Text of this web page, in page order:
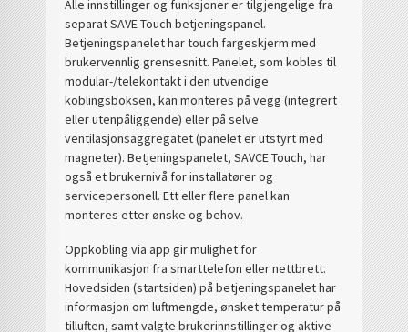
Alle innstillinger og funksjoner er tilgjengelige fra
separat SAVE Touch betjeningspanel.
Betjeningspanelet har touch fargeskjerm med
brukervennlig grensesnitt. Panelet, som kobles til
modular-/telekontakt i den utvendige
koblingsboksen, kan monteres på vegg (integrert
eller utenpåliggende) eller på selve
ventilasjonsaggregatet (panelet er utstyrt med
magneter). Betjeningspanelet, SAVCE Touch, har
også et brukernivå for installatører og
servicepersonell. Ett eller flere panel kan
monteres etter ønske og behov.
Oppkobling via app gir mulighet for
kommunikasjon fra smarttelefon eller nettbrett.
Hovedsiden (startsiden) på betjeningspanelet har
informasjon om luftmengde, ønsket temperatur på
tilluften, samt valgte brukerinnstillinger og aktive